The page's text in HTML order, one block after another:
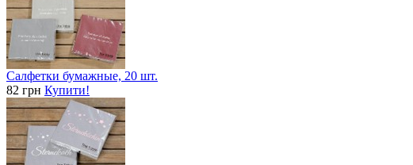
Салфетки бумажные, 20 шт.
82 грн Купити!